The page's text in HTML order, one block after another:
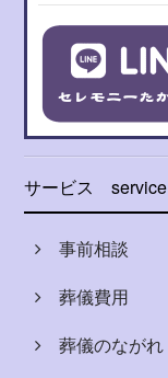
サービス service
事前相談
葬儀費用
葬儀のながれ